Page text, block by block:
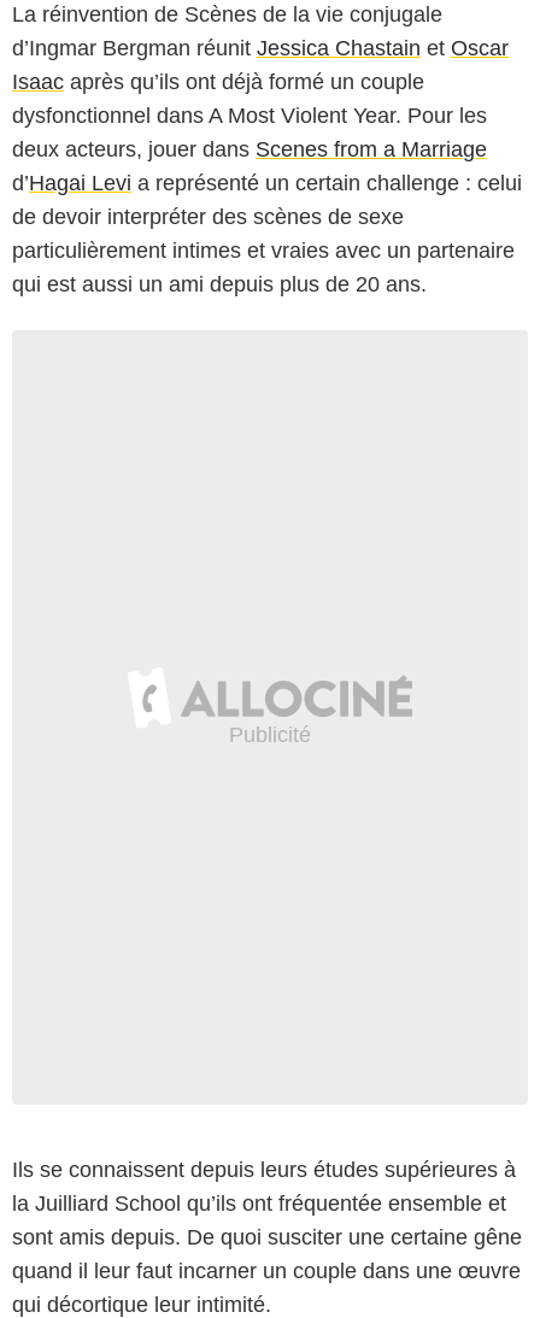
La réinvention de Scènes de la vie conjugale
d’Ingmar Bergman réunit Jessica Chastain et Oscar
Isaac après qu’ils ont déjà formé un couple
dysfonctionnel dans A Most Violent Year. Pour les
deux acteurs, jouer dans Scenes from a Marriage
d’Hagai Levi a représenté un certain challenge : celui
de devoir interpréter des scènes de sexe
particulièrement intimes et vraies avec un partenaire
qui est aussi un ami depuis plus de 20 ans.
Ils se connaissent depuis leurs études supérieures à
la Juilliard School qu’ils ont fréquentée ensemble et
sont amis depuis. De quoi susciter une certaine gêne
quand il leur faut incarner un couple dans une œuvre
qui décortique leur intimité.